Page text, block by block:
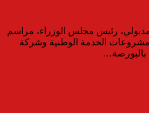
رئيس مجلس الوزراء، مراسم
مشروعات الخدمة الوطنية وشركة
بالبورصة…